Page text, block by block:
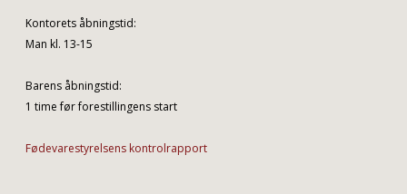
Kontorets åbningstid:
Man kl. 13-15
Barens åbningstid:
1 time før forestillingens start
Fødevarestyrelsens kontrolrapport